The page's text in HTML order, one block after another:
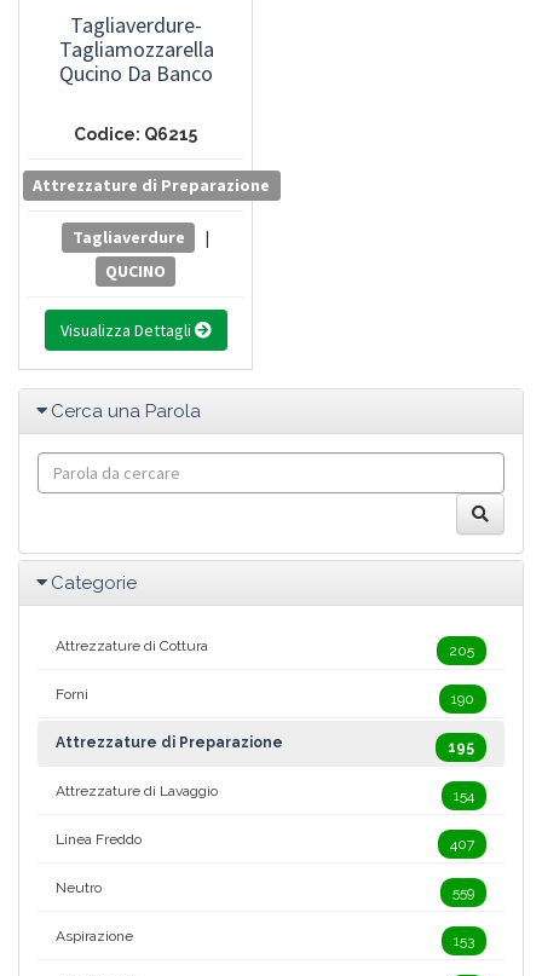
Tagliaverdure-
Tagliamozzarella
Qucino Da Banco
Codice: Q6215
Attrezzature di Preparazione
Tagliaverdure
|
QUCINO
Visualizza Dettagli
Cerca una Parola
Categorie
Attrezzature di Cottura 205
Forni 190
Attrezzature di Preparazione 195
Attrezzature di Lavaggio 154
Linea Freddo 407
Neutro 559
Aspirazione 153